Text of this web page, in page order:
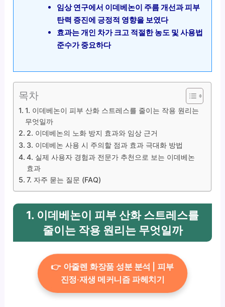
임상 연구에서 이데베논이 주름 개선과 피부
탄력 증진에 긍정적 영향을 보였다
효과는 개인 차가 크고 적절한 농도 및 사용법
준수가 중요하다
목차
1. 이데베논이 피부 산화 스트레스를 줄이는 작용 원리는
무엇일까
2. 이데베논의 노화 방지 효과와 임상 근거
3. 이데베논 사용 시 주의할 점과 효과 극대화 방법
4. 실제 사용자 경험과 전문가 추천으로 보는 이데베논
효과
7. 자주 묻는 질문 (FAQ)
1. 이데베논이 피부 산화 스트레스를
줄이는 작용 원리는 무엇일까
👉 아줄렌 화장품 성분 분석 | 피부
진정·재생 메커니즘 파헤치기